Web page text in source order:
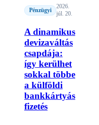
Pénzügyi
2026.
júl. 20.
A dinamikus
devizaváltás
csapdája:
így kerülhet
sokkal többe
a külföldi
bankkártyás
fizetés